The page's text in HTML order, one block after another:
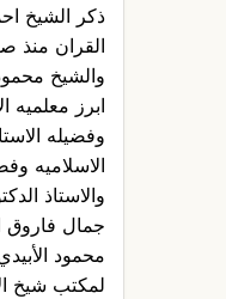
ذكر الشيخ
القران منذ
والشيخ
ابرز معلميه
وفضيله
الاسلاميه
والاستاذ
جمال فاروق
محمود
لمكتب شيخ